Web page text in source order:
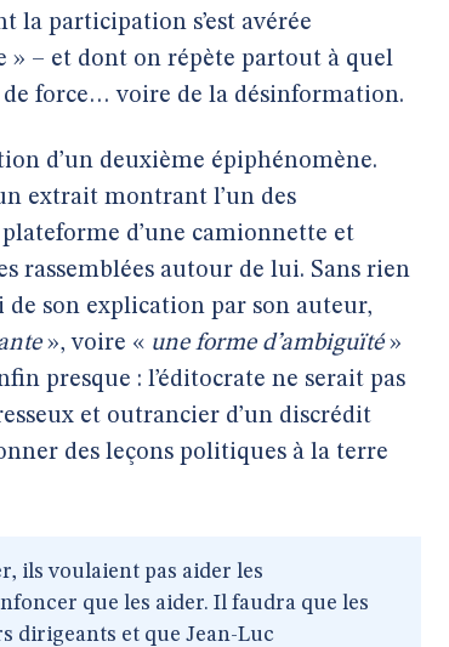
la participation s’est avérée
» – et dont on répète partout à quel
force… voire de la désinformation.
d’un deuxième épiphénomène.
extrait montrant l’un des
d’une camionnette et
rassemblées autour de lui. Sans rien
son explication par son auteur,
», voire « une forme d’ambiguïté»
presque : l’éditocrate ne serait pas
et outrancier d’un discrédit
des leçons politiques à la terre
ils voulaient pas aider les
que les aider. Il faudra que les
dirigeants et que Jean-Luc